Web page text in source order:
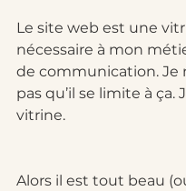
Le site web est une
nécessaire à mon
de communication. Je
pas qu’il se limite à ça.
vitrine.
Alors il est tout beau